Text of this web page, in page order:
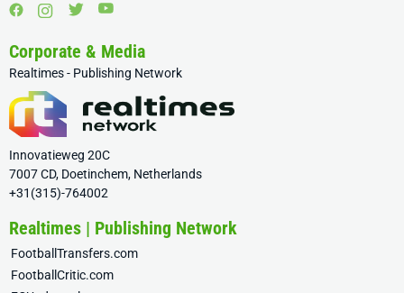
Corporate & Media
Realtimes - Publishing Network
Innovatieweg 20C
7007 CD, Doetinchem, Netherlands
+31(315)-764002
Realtimes | Publishing Network
FootballTransfers.com
FootballCritic.com